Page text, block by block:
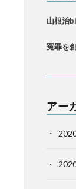
山根治
冤罪を
アー